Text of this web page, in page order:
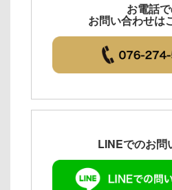
お電話
お問い合わせは
LINEでのお問